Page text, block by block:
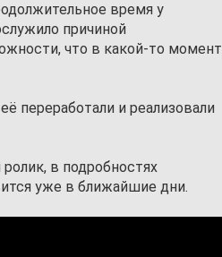
время у
причиной
что в какой-то момент
переработали и реализовали
в подробностях
уже в ближайшие дни.